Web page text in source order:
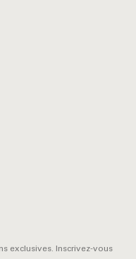
exclusives. Inscrivez-vous